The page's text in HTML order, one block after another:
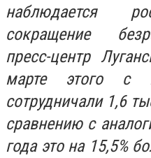
наблюдается
сокращение
пресс-центр
марте этого с
сотрудничали 1,6
сравнению с
года это на 15,5%